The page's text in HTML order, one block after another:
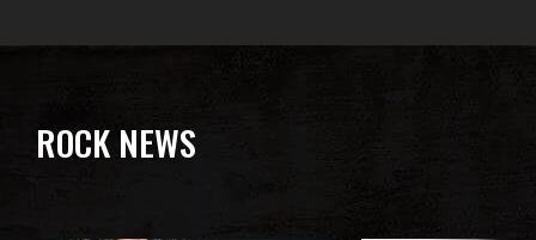
ROCK NEWS